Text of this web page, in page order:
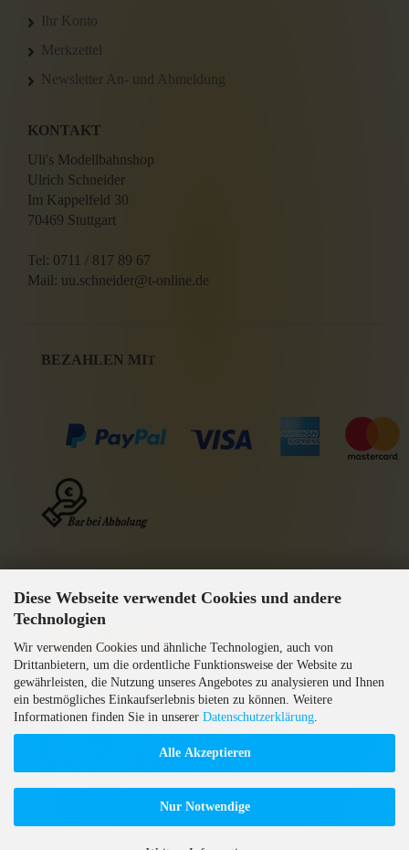
Diese Webseite verwendet Cookies und andere
Technologien
Wir verwenden Cookies und ähnliche Technologien, auch von
Drittanbietern, um die ordentliche Funktionsweise der Website zu
gewährleisten, die Nutzung unseres Angebotes zu analysieren und Ihnen
ein bestmögliches Einkaufserlebnis bieten zu können. Weitere
Informationen finden Sie in unserer Datenschutzerklärung
Alle Akzeptieren
Nur Notwendige
Ihr Konto
Merkzettel
Newsletter An- und Abmeldung
KONTAKT
Uli's Modellbahnshop
Ulrich Schneider
Im Kappelfeld 30
70469 Stuttgart
Tel: 0711 / 817 89 67
Mail: uu.schneider@t-online.de
BEZAHLEN MIT
GEPRÜFTE AGB